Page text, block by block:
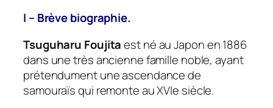
I – Brève biographie.
Tsuguharu Foujitaest né au Japon en 1886
dans une très ancienne famille noble, ayant
prétendument une ascendance de
samouraïs qui remonte au XVIe siècle.